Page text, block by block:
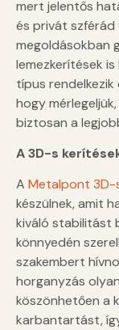
mert jelentős
és privát szférád
megoldásokban
lemezkerítések
típus
hogy
biztosan a
A 3D-s
A Metalpont 3D-
készülnek, amit
kiváló stabilitást
könnyedén
szakembert
horganyzás
köszönhetően a
karbantartást,